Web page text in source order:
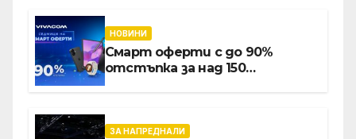
хотелиерството
НОВИНИ
Смарт оферти с до 90%
отстъпка за над 150
ЗА НАПРЕДНАЛИ